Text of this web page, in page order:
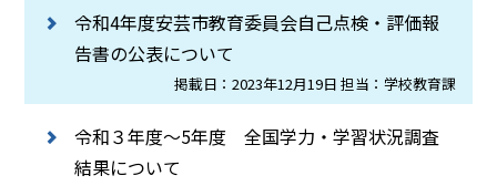
令和4年度安芸市教育委員会自己点検・評価報
告書の公表について
掲載日：2023年12月19日 担当：学校教育課
令和３年度～5年度 全国学力・学習状況調査
結果について